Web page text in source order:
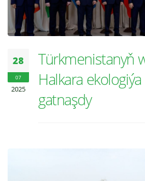
28
07
2025
Türkmenistanyň
Halkara
gatnaşdy